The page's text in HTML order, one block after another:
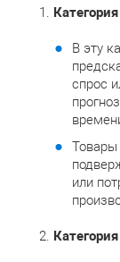
В эту
спрос
Товары
или